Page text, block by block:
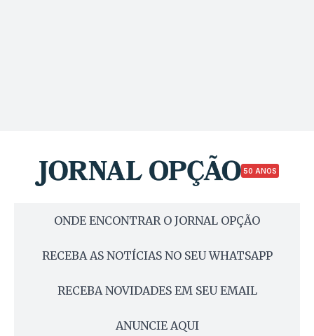
50 ANOS
ONDE ENCONTRAR O JORNAL OPÇÃO
RECEBA AS NOTÍCIAS NO SEU WHATSAPP
RECEBA NOVIDADES EM SEU EMAIL
ANUNCIE AQUI